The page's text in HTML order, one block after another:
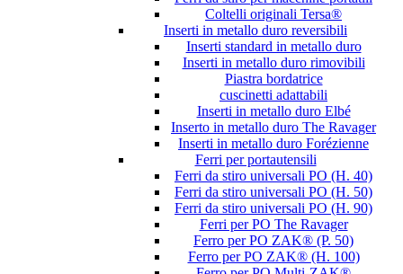
Coltelli originali Tersa®
Inserti in metallo duro reversibili
Inserti standard in metallo duro
Inserti in metallo duro rimovibili
Piastra bordatrice
cuscinetti adattabili
Inserti in metallo duro Elbé
Inserto in metallo duro The Ravager
Inserti in metallo duro Forézienne
Ferri per portautensili
Ferri da stiro universali PO (H. 40)
Ferri da stiro universali PO (H. 50)
Ferri da stiro universali PO (H. 90)
Ferri per PO The Ravager
Ferro per PO ZAK® (P. 50)
Ferro per PO ZAK® (H. 100)